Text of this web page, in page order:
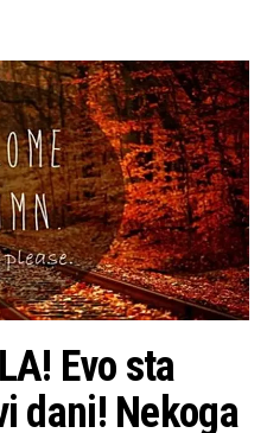
Evo sta
dani! Nekoga